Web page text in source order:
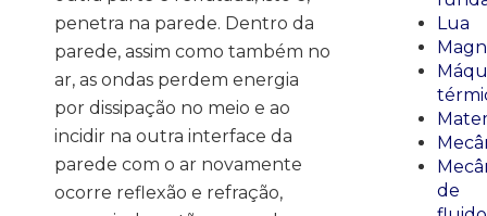
penetra na parede. Dentro da
parede, assim como também no
ar, as ondas perdem energia
por dissipação no meio e ao
incidir na outra interface da
parede com o ar novamente
ocorre reflexão e refração,
Lua
de